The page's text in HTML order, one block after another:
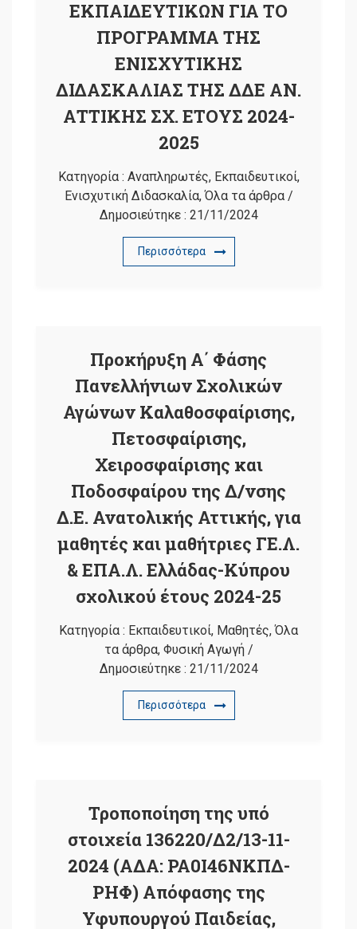
ΕΚΠΑΙΔΕΥΤΙΚΩΝ ΓΙΑ ΤΟ
ΠΡΟΓΡΑΜΜΑ ΤΗΣ
ΕΝΙΣΧΥΤΙΚΗΣ
ΔΙΔΑΣΚΑΛΙΑΣ ΤΗΣ ΔΔΕ ΑΝ.
ΑΤΤΙΚΗΣ ΣΧ. ΕΤΟΥΣ 2024-
2025
Κατηγορία : Αναπληρωτές, Εκπαιδευτικοί,
Ενισχυτική Διδασκαλία,Όλα τα άρθρα/
Δημοσιεύτηκε : 21/11/2024
Περισσότερα
Προκήρυξη Α΄ Φάσης
Πανελλήνιων Σχολικών
Αγώνων Καλαθοσφαίρισης,
Πετοσφαίρισης,
Χειροσφαίρισης και
Ποδοσφαίρου της Δ/νσης
Δ.Ε. Ανατολικής Αττικής, για
μαθητές και μαθήτριες ΓΕ.Λ.
& ΕΠΑ.Λ. Ελλάδας-Κύπρου
σχολικού έτους 2024-25
Κατηγορία : Εκπαιδευτικοί, Μαθητές,Όλα
τα άρθρα, Φυσική Αγωγή/
Δημοσιεύτηκε : 21/11/2024
Περισσότερα
Τροποποίηση της υπό
στοιχεία 136220/Δ2/13-11-
2024 (ΑΔΑ: ΡΑ0Ι46ΝΚΠΔ-
ΡΗΦ) Απόφασης της
Υφυπουργού Παιδείας,